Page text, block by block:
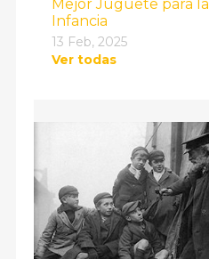
Mejor Juguete para la
Infancia
13 Feb, 2025
Ver todas